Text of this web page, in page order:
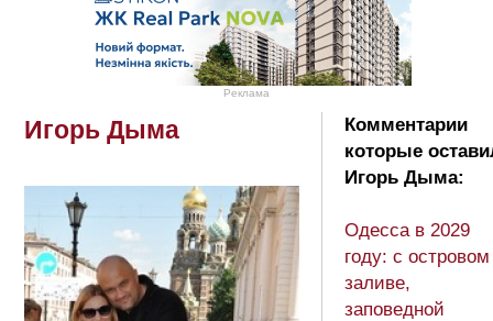
Реклама
Игорь Дыма
Комментарии
которые
Игорь Дыма:
Одесса в 2029
году: с
заливе,
заповедной